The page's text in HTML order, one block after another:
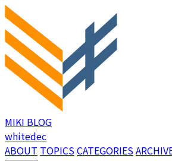
MIKI BLOG
whitedec
ABOUT TOPICSCATEGORIES